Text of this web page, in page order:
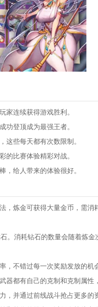
家连续获得游戏胜利。
功登顶成为最强王者。
这些每天都有次数限制。
的比赛体验精彩对战。
，给人带来的体验很好。
，炼金可获得大量金币，需消
。消耗钻石的数量会随着炼
，不错过每一次奖励发放的机
都有自己的克制和克制属性
，并通过前线战斗抢占更多的